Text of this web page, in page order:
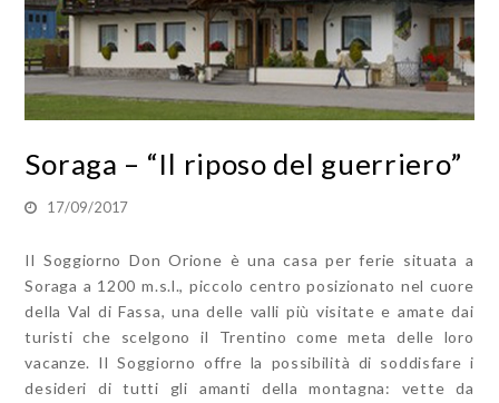
Soraga – “Il riposo del guerriero”
17/09/2017
Il Soggiorno Don Orione è una casa per ferie situata a
Soraga a 1200 m.s.l., piccolo centro posizionato nel cuore
della Val di Fassa, una delle valli più visitate e amate dai
turisti che scelgono il Trentino come meta delle loro
vacanze. Il Soggiorno offre la possibilità di soddisfare i
desideri di tutti gli amanti della montagna: vette da